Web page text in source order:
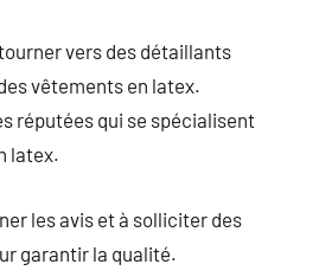
vers des détaillants
vêtements en latex.
réputées qui se spécialisent
latex.
les avis et à solliciter des
garantir la qualité.